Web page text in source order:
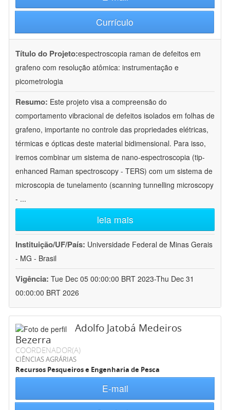
Currículo
Título do Projeto:espectroscopia raman de defeitos em
grafeno com resolução atômica: instrumentação e
picometrologia
Resumo: Este projeto visa a compreensão do
comportamento vibracional de defeitos isolados em folhas de
grafeno, importante no controle das propriedades elétricas,
térmicas e ópticas deste material bidimensional. Para isso,
iremos combinar um sistema de nano-espectroscopia (tip-
enhanced Raman spectroscopy - TERS) com um sistema de
microscopia de tunelamento (scanning tunnelling microscopy
- ...
leia mais
Instituição/UF/País: Universidade Federal de Minas Gerais
- MG - Brasil
Vigência: Tue Dec 05 00:00:00 BRT 2023-Thu Dec 31
00:00:00 BRT 2026
Adolfo Jatobá Medeiros
Bezerra
COORDENADOR(A)
CIÊNCIAS AGRÁRIAS
Recursos Pesqueiros e Engenharia de Pesca
E-mail